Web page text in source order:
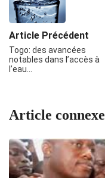
Article Précédent
Togo: des avancées
notables dans l’accès à
l’eau…
Article connexe